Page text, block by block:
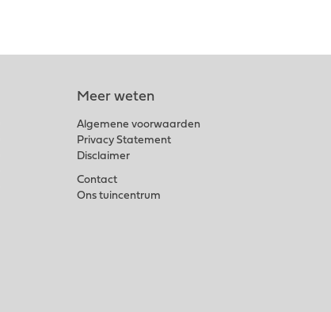
Meer weten
Algemene voorwaarden
Privacy Statement
Disclaimer
Contact
Ons tuincentrum